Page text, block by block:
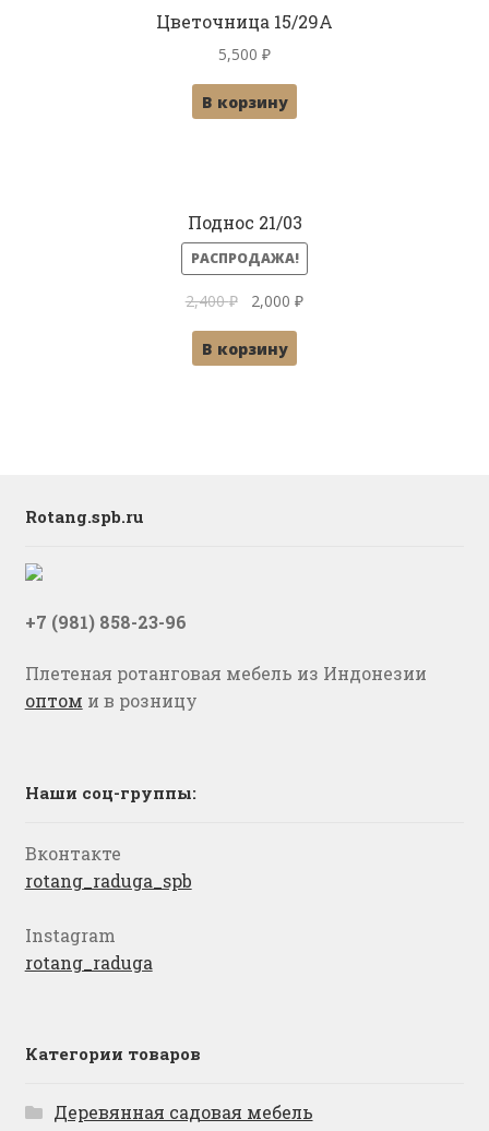
Цветочница 15/29A
5,500 ₽
В корзину
Поднос 21/03
РАСПРОДАЖА!
2,400₽
Первоначальная
составляла
2,000₽Текущая
В корзину
Rotang.spb.ru
+7 (981) 858-23-96
Плетеная ротанговая мебель из Индонезии
оптом и в розницу
Наши соц-группы:
Вконтакте
rotang_raduga_spb
Instagram
rotang_raduga
Категории товаров
Деревянная садовая мебель